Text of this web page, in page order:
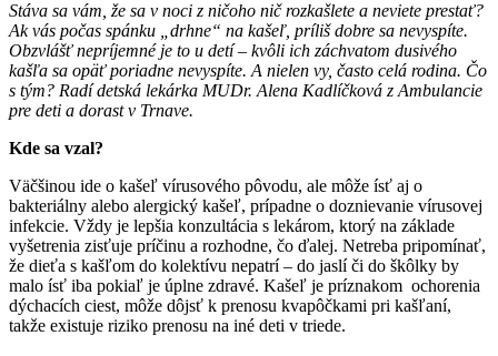
Stáva sa vám, že sa v noci z ničoho nič rozkašlete a neviete prestať?
Ak vás počas spánku „drhne“ na kašeľ, príliš dobre sa nevyspíte.
Obzvlášť nepríjemné je to u detí – kvôli ich záchvatom dusivého
kašľa sa opäť poriadne nevyspíte. A nielen vy, často celá rodina. Čo
s tým? Radí detská lekárka MUDr. Alena Kadlíčková z Ambulancie
pre deti a dorast v Trnave.
Kde sa vzal?
Väčšinou ide o kašeľ vírusového pôvodu, ale môže ísť aj o
bakteriálny alebo alergický kašeľ, prípadne o doznievanie vírusovej
infekcie. Vždy je lepšia konzultácia s lekárom, ktorý na základe
vyšetrenia zisťuje príčinu a rozhodne, čo ďalej. Netreba pripomínať,
že dieťa s kašľom do kolektívu nepatrí – do jaslí či do škôlky by
malo ísť iba pokiaľ je úplne zdravé. Kašeľ je príznakom ochorenia
dýchacích ciest, môže dôjsť k prenosu kvapôčkami pri kašľaní,
takže existuje riziko prenosu na iné deti v triede.